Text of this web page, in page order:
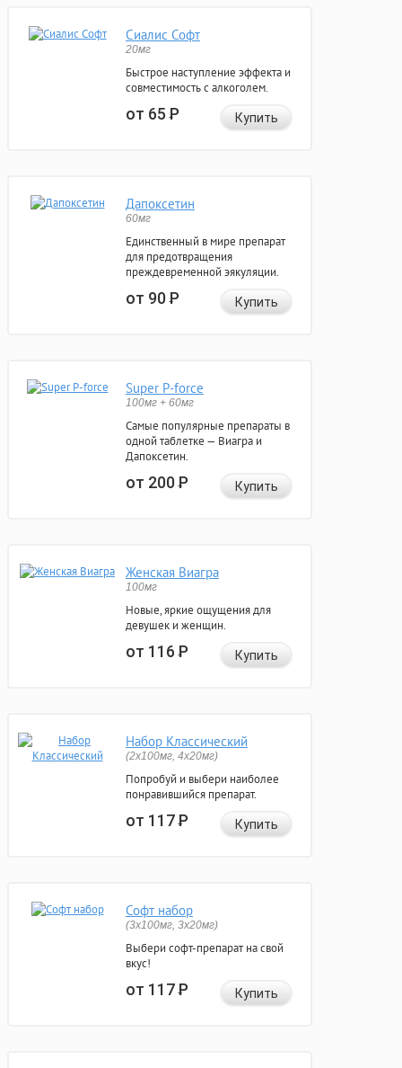
Сиалис Софт
20мг
Быстрое наступление эффекта и
совместимость с алкоголем.
от 65Р Купить
Дапоксетин
60мг
Единственный в мире препарат
для предотвращения
преждевременной эякуляции.
от 90Р Купить
Super P-force
100мг + 60мг
Самые популярные препараты в
одной таблетке — Виагра и
Дапоксетин.
от 200Р Купить
Женская Виагра
100мг
Новые, яркие ощущения для
девушек и женщин.
от 116Р Купить
Набор Классический
(2x100мг, 4x20мг)
Попробуй и выбери наиболее
понравившийся препарат.
от 117Р Купить
Софт набор
(3x100мг, 3x20мг)
Выбери софт-препарат на свой
вкус!
от 117Р Купить